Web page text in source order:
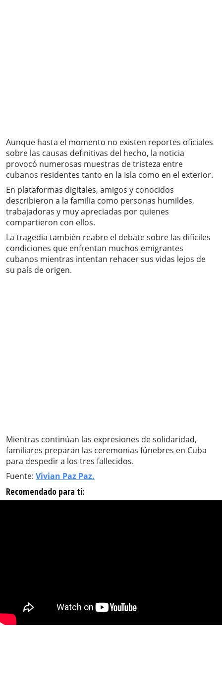
Aunque hasta el momento no existen reportes oficiales
sobre las causas definitivas del hecho, la noticia
provocó numerosas muestras de tristeza entre
cubanos residentes tanto en la Isla como en el exterior.
En plataformas digitales, amigos y conocidos
describieron a la familia como personas humildes,
trabajadoras y muy apreciadas por quienes
compartieron con ellos.
La tragedia también reabre el debate sobre las difíciles
condiciones que enfrentan muchos emigrantes
cubanos mientras intentan rehacer sus vidas lejos de
su país de origen.
Mientras continúan las expresiones de solidaridad,
familiares preparan las ceremonias fúnebres en Cuba
para despedir a los tres fallecidos.
Fuente: Vivian Paz Paz.
Recomendado para ti: